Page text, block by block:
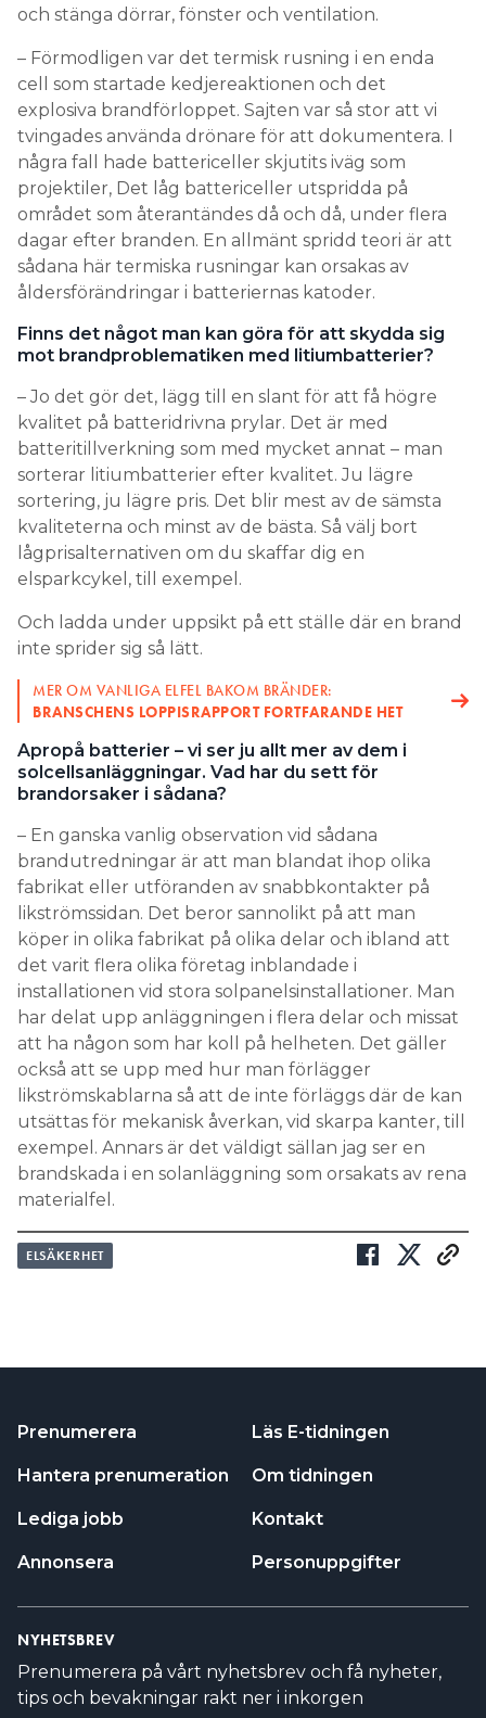
och stänga dörrar, fönster och ventilation.
– Förmodligen var det termisk rusning i en enda
cell som startade kedjereaktionen och det
explosiva brandförloppet. Sajten var så stor att vi
tvingades använda drönare för att dokumentera. I
några fall hade battericeller skjutits iväg som
projektiler, Det låg battericeller utspridda på
området som återantändes då och då, under flera
dagar efter branden. En allmänt spridd teori är att
sådana här termiska rusningar kan orsakas av
åldersförändringar i batteriernas katoder.
Finns det något man kan göra för att skydda sig
mot brandproblematiken med litiumbatterier?
– Jo det gör det, lägg till en slant för att få högre
kvalitet på batteridrivna prylar. Det är med
batteritillverkning som med mycket annat – man
sorterar litiumbatterier efter kvalitet. Ju lägre
sortering, ju lägre pris. Det blir mest av de sämsta
kvaliteterna och minst av de bästa. Så välj bort
lågprisalternativen om du skaffar dig en
elsparkcykel, till exempel.
Och ladda under uppsikt på ett ställe där en brand
inte sprider sig så lätt.
MER OM VANLIGA ELFEL BAKOM BRÄNDER:
BRANSCHENS LOPPISRAPPORT FORTFARANDE HET
Apropå batterier – vi ser ju allt mer av dem i
solcellsanläggningar. Vad har du sett för
brandorsaker i sådana?
– En ganska vanlig observation vid sådana
brandutredningar är att man blandat ihop olika
fabrikat eller utföranden av snabbkontakter på
likströmssidan. Det beror sannolikt på att man
köper in olika fabrikat på olika delar och ibland att
det varit flera olika företag inblandade i
installationen vid stora solpanelsinstallationer. Man
har delat upp anläggningen i flera delar och missat
att ha någon som har koll på helheten. Det gäller
också att se upp med hur man förlägger
likströmskablarna så att de inte förläggs där de kan
utsättas för mekanisk åverkan, vid skarpa kanter, till
exempel. Annars är det väldigt sällan jag ser en
brandskada i en solanläggning som orsakats av rena
materialfel.
ELSÄKERHET
Prenumerera
Hantera prenumeration
Lediga jobb
Annonsera
Läs E-tidningen
Om tidningen
Kontakt
Personuppgifter
NYHETSBREV
Prenumerera på vårt nyhetsbrev och få nyheter,
tips och bevakningar rakt ner i inkorgen